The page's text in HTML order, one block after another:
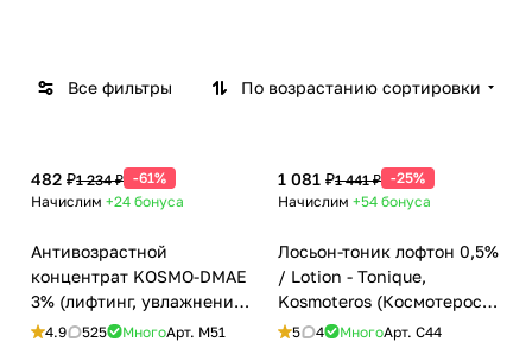
mote
тано
повр
ежде
кожи
Все фильтры По возрастанию сортировки
482 ₽1 234 ₽ -61%
Начислим +24 бонуса
Антивозрастной
концентрат KOSMO-DMAE
3% (лифтинг, увлажнение)
/ DMAE Care, Kosmoteros
4.9 525 МногоАрт. M51
1 081 ₽1 441 ₽ -25%
Начислим +54 бонуса
Лосьон-тоник лофтон 0,5%
/ Lotion - Tonique,
Kosmoteros (Космотерос),
6 мл
5 4 МногоАрт. C44